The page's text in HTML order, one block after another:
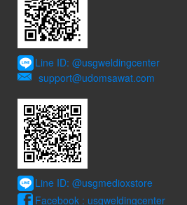
Line ID: @usgweldingcenter
support@udomsawat.com
Line ID: @usgmedioxstore
Facebook : usgweldingcenter